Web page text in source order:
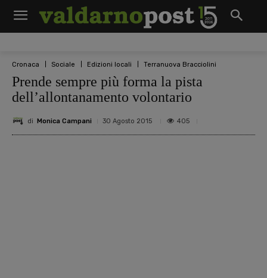
Cronaca Sociale Edizioni locali Terranuova Bracciolini
Prende sempre più forma la pista
dell’allontanamento volontario
di Monica Campani 30 Agosto 2015 405